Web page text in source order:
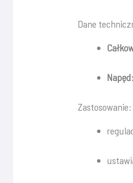
Dane
Napęd:
Zastosowanie: